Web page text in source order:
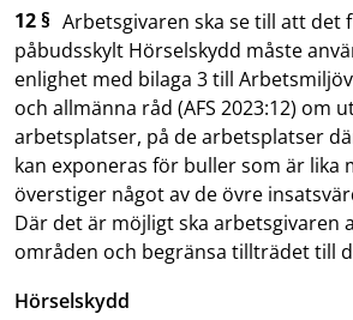
12 § Arbetsgivaren ska se till att det
påbudsskylt Hörselskydd måste
enlighet med bilaga 3 till
och allmänna råd (AFS 2023:12) om
arbetsplatser, på de arbetsplatser
kan exponeras för buller som är lika
överstiger något av de övre
Där det är möjligt ska arbetsgivaren
områden och begränsa tillträdet till
Hörselskydd